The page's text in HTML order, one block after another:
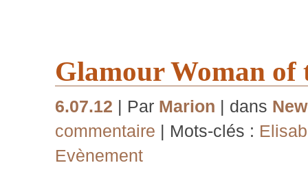
Glamour Woman of
6.07.12 | Par Marion | dans
commentaire | Mots-clés :
Evènement